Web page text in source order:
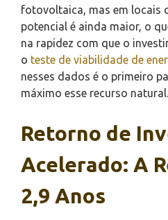
fotovoltaica, mas em locais
potencial é ainda maior, o
na rapidez com que o
o teste de viabilidade de
nesses dados é o primeiro
máximo esse recurso natural.
Retorno de
Acelerado: A
2,9 Anos